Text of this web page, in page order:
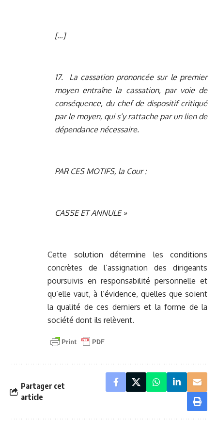
[…]
17. La cassation prononcée sur le premier
moyen entraîne la cassation, par voie de
conséquence, du chef de dispositif critiqué
par le moyen, qui s’y rattache par un lien de
dépendance nécessaire.
PAR CES MOTIFS, la Cour :
CASSE ET ANNULE »
Cette solution détermine les conditions
concrètes de l’assignation des dirigeants
poursuivis en responsabilité personnelle et
qu’elle vaut, à l’évidence, quelles que soient
la qualité de ces derniers et la forme de la
société dont ils relèvent.
Partager cet
article